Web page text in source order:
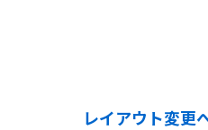
レイアウト変更